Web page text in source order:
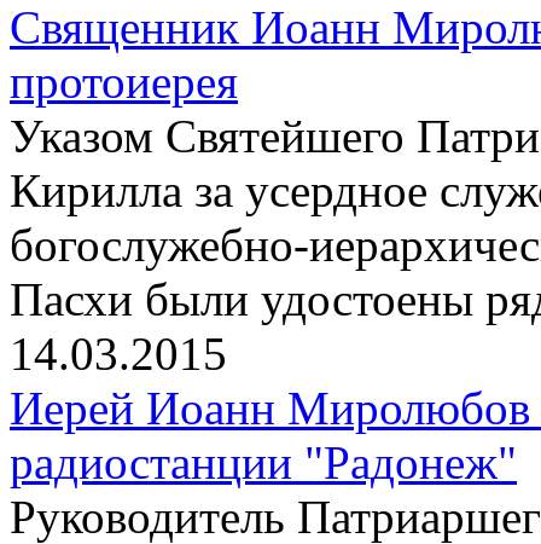
Священник Иоанн
протоиерея
Указом Святейшего
Кирилла за усердное
богослужебно-
Пасхи были удостоены
14.03.2015
Иерей Иоанн Миролюбов
радиостанции "Радонеж"
Pуководитель